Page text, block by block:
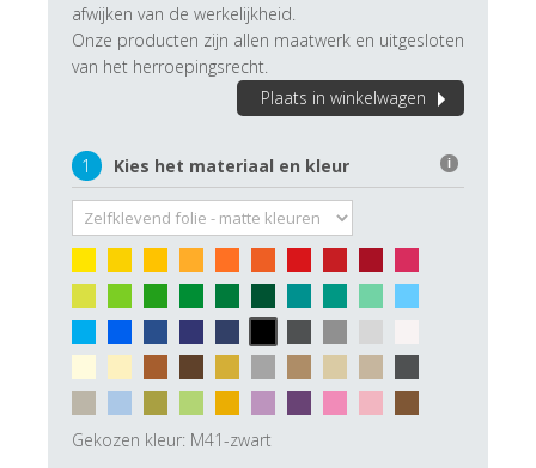
afwijken van de werkelijkheid.
Onze producten zijn allen maatwerk en uitgesloten
van het herroepingsrecht.
Plaats in winkelwagen
1 Kies het materiaal en kleur i
Gekozen kleur: M41-zwart